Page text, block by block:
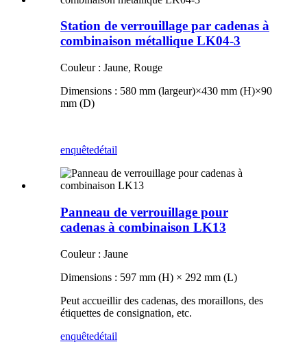
Station de verrouillage par cadenas à
combinaison métallique LK04-3
Couleur : Jaune, Rouge
Dimensions : 580 mm (largeur)×430 mm (H)×90
mm (D)
enquêtedétail
Panneau de verrouillage pour
cadenas à combinaison LK13
Couleur : Jaune
Dimensions : 597 mm (H) × 292 mm (L)
Peut accueillir des cadenas, des moraillons, des
étiquettes de consignation, etc.
enquêtedétail